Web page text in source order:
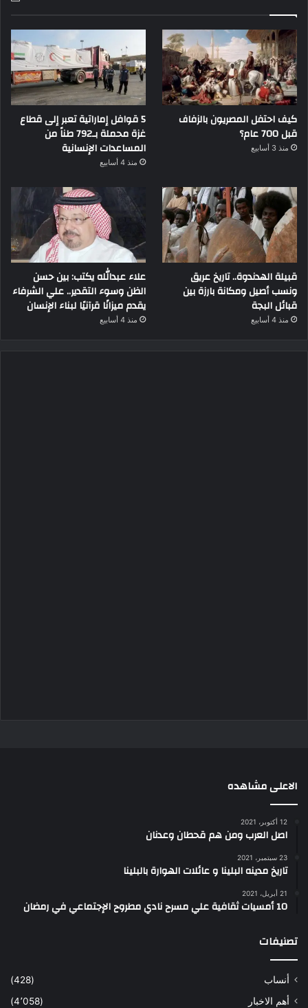
كيف احتفل المصريون بالزفاف
قبل 700 عام؟
منذ 3 أسابيع
5 قوافل إماراتية تعبر إلى قطاع
غزة محملة بـ792 طناً من
المساعدات الإنسانية
منذ 4 أسابيع
قبيلة الهدندوة.. تاريخ عريق
ونسب أصيل ومكانة بارزة بين
قبائل البجة
منذ 4 أسابيع
علاء عبدالله يكتب: بين حسن
الظن وسوء التقدير.. علي الشرفاء
يقدم ميزانًا قرآنيًا لبناء الإنسان
منذ 4 أسابيع
الاعلى مشاهده
12 أكتوبر، 2021
اصل العرب ومن هم قحطان وعدنان
23 سبتمبر، 2021
تاريخ مدينه البلينا و عائلات الهوارة بالبلينا
21 أبريل، 2021
10 أمسيات ثقافية علي مسرح نادي مطروح الإجتماعي في رمضان
تصنيفات
أنساب
(428)
أهم الاخبار
(4٬058)